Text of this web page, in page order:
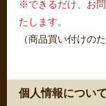
※できるだけ、お
たします。
（商品買い付けの
個人情報について